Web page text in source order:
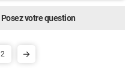
Posez votre question
2